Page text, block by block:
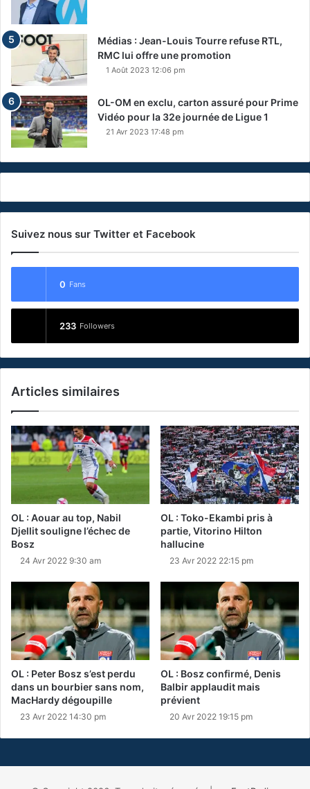
Médias : Jean-Louis Tourre refuse RTL,
RMC lui offre une promotion
1 Août 2023 12:06 pm
OL-OM en exclu, carton assuré pour Prime
Vidéo pour la 32e journée de Ligue 1
21 Avr 2023 17:48 pm
Suivez nous sur Twitter et Facebook
0 Fans
233 Followers
Articles similaires
OL : Aouar au top, Nabil
Djellit souligne l’échec de
Bosz
24 Avr 2022 9:30 am
OL : Toko-Ekambi pris à
partie, Vitorino Hilton
hallucine
23 Avr 2022 22:15 pm
OL : Peter Bosz s’est perdu
dans un bourbier sans nom,
MacHardy dégoupille
23 Avr 2022 14:30 pm
OL : Bosz confirmé, Denis
Balbir applaudit mais
prévient
20 Avr 2022 19:15 pm